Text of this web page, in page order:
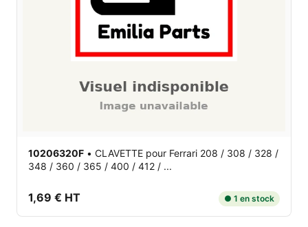
10206320F • CLAVETTE pour Ferrari 208 / 308 / 328 /
348 / 360 / 365 / 400 / 412 / ...
1,69 € HT ● 1 en stock